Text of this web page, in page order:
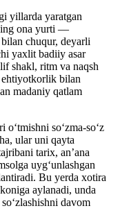
yillarda yaratgan
ona yurti —
chuqur, deyarli
yaxlit badiiy asar
shakl, ritm va naqsh
bilan
madaniy qatlam
so‘zma-so‘z
ular uni qayta
tarix, an’ana
uyg‘unlashgan
Bu yerda xotira
aylanadi, unda
davom